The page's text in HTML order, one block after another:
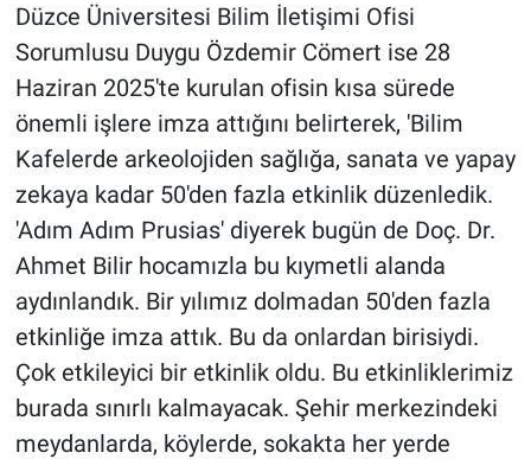
Düzce Üniversitesi Bilim İletişimi Ofisi
Sorumlusu Duygu Özdemir Cömert ise 28
Haziran 2025'te kurulan ofisin kısa sürede
önemli işlere imza attığını belirterek, 'Bilim
Kafelerde arkeolojiden sağlığa, sanata ve yapay
zekaya kadar 50'den fazla etkinlik düzenledik.
'Adım Adım Prusias' diyerek bugün de Doç. Dr.
Ahmet Bilir hocamızla bu kıymetli alanda
aydınlandık. Bir yılımız dolmadan 50'den fazla
etkinliğe imza attık. Bu da onlardan birisiydi.
Çok etkileyici bir etkinlik oldu. Bu etkinliklerimiz
burada sınırlı kalmayacak. Şehir merkezindeki
meydanlarda, köylerde, sokakta her yerde